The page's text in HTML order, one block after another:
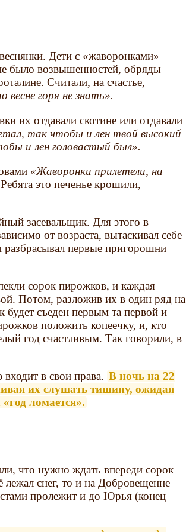
Дети с «жаворонками»
было возвышенностей, обряды
Считали, на счастье,
горя не знать».
их отдавали скотине или отдавали
так чтобы и лен твой высокий
и лен головастый был».
«Жаворонки прилетели, на
это печенье крошили,
засевальщик. Для этого в
от возраста, вытаскивал себе
первые пригорошни
сорок пирожков, и каждая
Потом, разложив их в один ряд на
съеден первым та первой и
положить копеечку, и, кто
год счастливым. Так говорили, в
в свои права. В ночь на 22
их слушать тишину, ожидая
ломается».
что нужно ждать впереди сорок
снег, то и на Добровещенне
пролежит и до Юрья (конец